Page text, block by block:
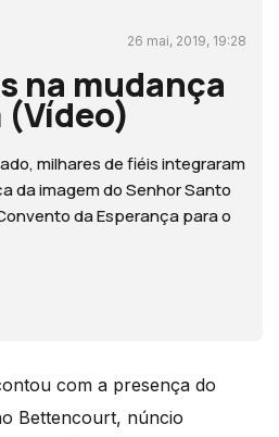
26 mai, 2019, 19:28
na mudança
(Vídeo)
milhares de fiéis integraram
da imagem do Senhor Santo
da Esperança para o
com a presença do
Bettencourt, núncio